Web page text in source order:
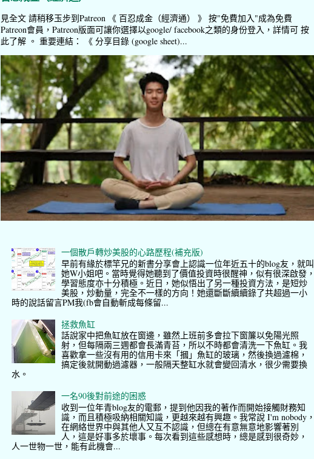
見全文 請稍移玉步到Patreon 《 百忍成金（經濟通） 》 按"免費加入"成為免費
Patreon會員，Patreon版面可讓你選擇以google/ facebook之類的身份登入，詳情可 按
此了解 。 重要連結： 《 分享目錄 (google sheet)...
一個散戶轉炒美股的心路歷程(補充版)
早前有緣於標竿兄的新書分享會上認識一位年近五十的blog友，就叫
她W小姐吧。當時覺得她聽到了價值投資時很醒神，似有很深啟發，
學習態度亦十分積極。近日，她似悟出了另一種投資方法，是短炒
美股，炒動量，完全不一樣的方向！她還斷斷續續錄了共超過一小
時的說話留言PM我(fb會自動斬成每條留...
拯救魚缸
話說家中把魚缸放在窗邊，雖然上班前多會拉下窗簾以免陽光照
射，但每隔兩三週都會長滿青苔，所以不時都會清洗一下魚缸。我
喜歡拿一些沒有用的信用卡來「摑」魚缸的玻璃，然後換過濾棉，
搞定後就開動過濾器，一般隔天整缸水就會變回清水，很少需要換
水。
一名90後對前途的困惑
收到一位年青blog友的電郵，提到他因我的著作而開始接觸財務知
識，而且積極吸納相關知識，更越來越有興趣。我常說 I'm nobody，
在網絡世界中與其他人又互不認識，但總在有意無意地影響著別
人，這是好事多於壞事。每次看到這些感想時，總是感到很奇妙，
人一世物一世，能有此機會...